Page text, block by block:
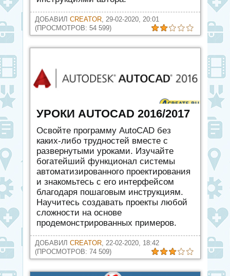
ДОБАВИЛ CREATOR, 29-02-2020, 20:01
(ПРОСМОТРОВ: 54 599)
УРОКИ AUTOCAD 2016/2017
Освойте программу AutoCAD без
каких-либо трудностей вместе с
развернутыми уроками. Изучайте
богатейший функционал системы
автоматизированного проектирования
и знакомьтесь с его интерфейсом
благодаря пошаговым инструкциям.
Научитесь создавать проекты любой
сложности на основе
продемонстрированных примеров.
ДОБАВИЛ CREATOR , 22-02-2020, 18:42
(ПРОСМОТРОВ: 74 509)